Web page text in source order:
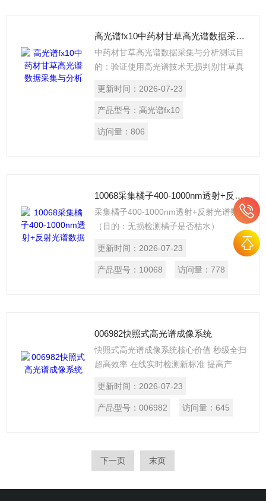
高光谱fx10中药材甘草高光谱数据采集与分析
中药材甘草高光谱数据采集与分析测试目
的：验证使用高光谱技术无损判别甘草真
草，并将假甘草或未知甘草来料剔除。使
用技术：用400-1000nm高光谱相机采集
结果验证，评估分选可行性。实验结果：
更新时间： 2026-07-23
产品型号： 高光谱fx10
访问量： 806
10068采集橘子400-1000nm透射+反射光谱数据
采集橘子400-1000nm透射+反射光谱数据
（目的：无损检测橘子是否枯水）
一、检测目的和依据 1、使用 400 -
1000nm 相机采集橘子在透射模式和反射
模式的光谱数据； 2、客户通过化学
子的应用落地方案。
更新时间： 2026-07-23
产品型号： 10068 访问量：778
006982快照式高光谱成像系统
快照式高光谱成像系统核心价值 秒级全扫
超高效率 在线实时检测新标准 提高产
提 升20~30倍。 • 解决传统扫描检测中速
度慢、拖影率高， 以及量测效率低等问题
随 机缺陷漏检问题。 缺陷清零 ，100+通
道光谱”指纹”, 精准识别缺陷及 污染物, 分
更新时间： 2026-07-23
产品型号： 006982 访问量：645
下一页 末页